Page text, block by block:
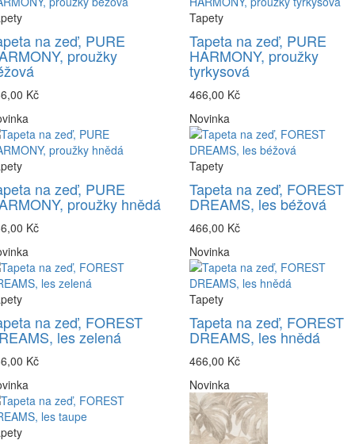
na zeď, PURE
proužky
Kč
Tapety
Tapeta na zeď, PURE
HARMONY, proužky
tyrkysová
466,00 Kč
na zeď, PURE
proužky hnědá
Kč
Novinka
Tapety
Tapeta na zeď, FOREST
DREAMS, les béžová
466,00 Kč
na zeď, FOREST
les zelená
Kč
Novinka
Tapety
Tapeta na zeď, FOREST
DREAMS, les hnědá
466,00 Kč
Novinka